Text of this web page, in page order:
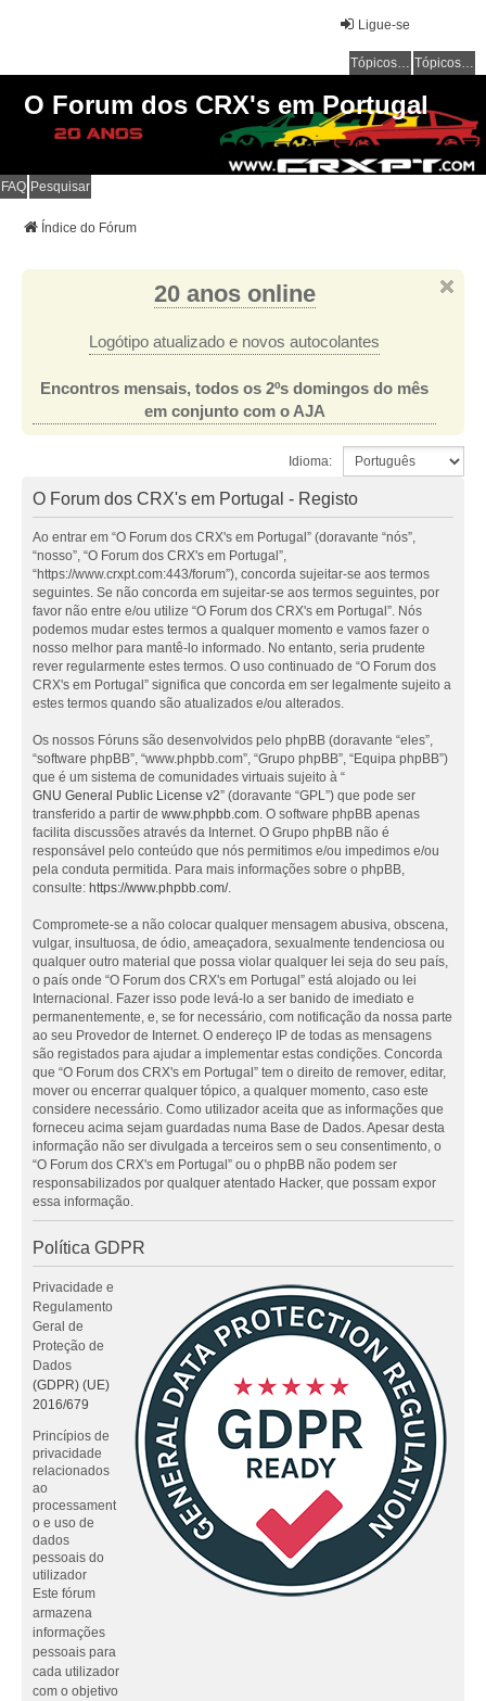
Ligue-se
Tópicos sem resposta Tópicos ativos
O Forum dos CRX's em Portugal
FAQ Pesquisar
Índice do Fórum
20 anos online
Logótipo atualizado e novos autocolantes
Encontros mensais, todos os 2ºs domingos do mês
em conjunto com o AJA
Idioma:
O Forum dos CRX's em Portugal - Registo
Ao entrar em “O Forum dos CRX's em Portugal” (doravante “nós”,
“nosso”, “O Forum dos CRX's em Portugal”,
“https://www.crxpt.com:443/forum”), concorda sujeitar-se aos termos
seguintes. Se não concorda em sujeitar-se aos termos seguintes, por
favor não entre e/ou utilize “O Forum dos CRX's em Portugal”. Nós
podemos mudar estes termos a qualquer momento e vamos fazer o
nosso melhor para mantê-lo informado. No entanto, seria prudente
rever regularmente estes termos. O uso continuado de “O Forum dos
CRX's em Portugal” significa que concorda em ser legalmente sujeito a
estes termos quando são atualizados e/ou alterados.
Os nossos Fóruns são desenvolvidos pelo phpBB (doravante “eles”,
“software phpBB”, “www.phpbb.com”, “Grupo phpBB”, “Equipa phpBB”)
que é um sistema de comunidades virtuais sujeito à “
GNU General Public License v2” (doravante “GPL”) que pode ser
transferido a partir de www.phpbb.com. O software phpBB apenas
facilita discussões através da Internet. O Grupo phpBB não é
responsável pelo conteúdo que nós permitimos e/ou impedimos e/ou
pela conduta permitida. Para mais informações sobre o phpBB,
consulte: https://www.phpbb.com/.
Compromete-se a não colocar qualquer mensagem abusiva, obscena,
vulgar, insultuosa, de ódio, ameaçadora, sexualmente tendenciosa ou
qualquer outro material que possa violar qualquer lei seja do seu país,
o país onde “O Forum dos CRX's em Portugal” está alojado ou lei
Internacional. Fazer isso pode levá-lo a ser banido de imediato e
permanentemente, e, se for necessário, com notificação da nossa parte
ao seu Provedor de Internet. O endereço IP de todas as mensagens
são registados para ajudar a implementar estas condições. Concorda
que “O Forum dos CRX's em Portugal” tem o direito de remover, editar,
mover ou encerrar qualquer tópico, a qualquer momento, caso este
considere necessário. Como utilizador aceita que as informações que
forneceu acima sejam guardadas numa Base de Dados. Apesar desta
informação não ser divulgada a terceiros sem o seu consentimento, o
“O Forum dos CRX's em Portugal” ou o phpBB não podem ser
responsabilizados por qualquer atentado Hacker, que possam expor
essa informação.
Política GDPR
Privacidade e
Regulamento
Geral de
Proteção de
Dados
(GDPR) (UE)
2016/679
Princípios de
privacidade
relacionados
ao
processament
o e uso de
dados
pessoais do
utilizador
Este fórum
armazena
informações
pessoais para
cada utilizador
com o objetivo